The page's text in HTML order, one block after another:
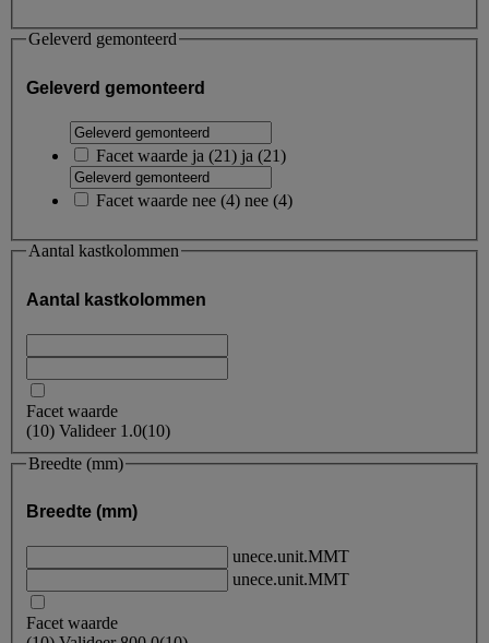
Geleverd gemonteerd
Geleverd gemonteerd
Facet waarde ja (21) ja (21)
Facet waarde nee (4) nee (4)
Aantal kastkolommen
Aantal kastkolommen
Facet waarde
(10) Valideer 1.0(10)
Breedte (mm)
Breedte (mm)
unece.unit.MMT
unece.unit.MMT
Facet waarde